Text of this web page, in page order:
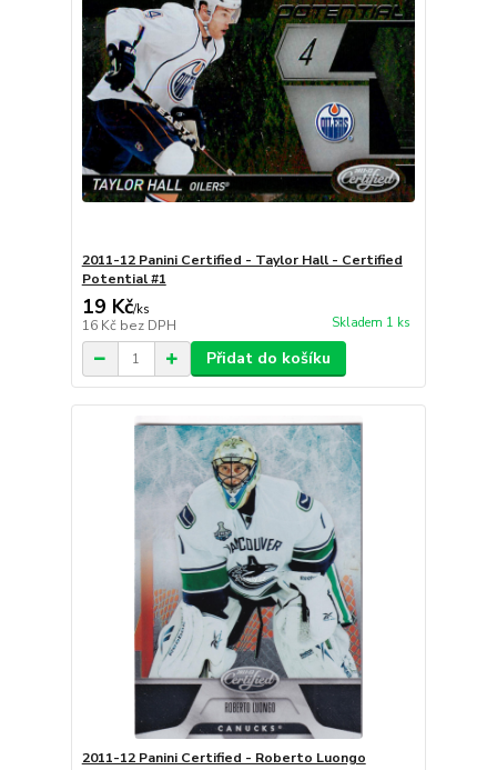
2011-12 Panini Certified - Taylor Hall - Certified
Potential #1
19 Kč/ks
16 Kč bez DPH Skladem 1 ks
Přidat do košíku
2011-12 Panini Certified - Roberto Luongo